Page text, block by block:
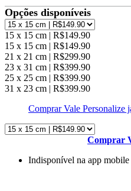
Opções disponíveis
15 x 15 cm | R$149.90
15 x 15 cm | R$149.90
21 x 21 cm | R$299.90
23 x 31 cm | R$399.90
25 x 25 cm | R$399.90
31 x 23 cm | R$399.90
Comprar Vale Personalize
Comprar
Indisponível na app mobile